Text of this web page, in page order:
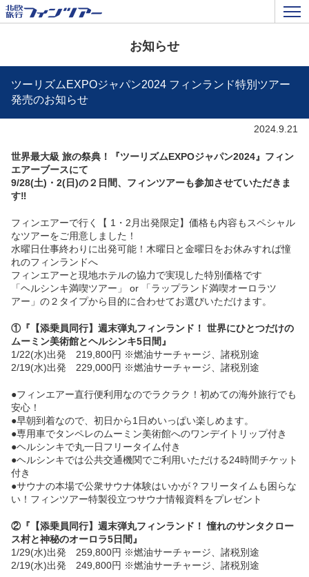
お知らせ
ツーリズムEXPOジャパン2024 フィンランド特別ツアー
発売のお知らせ
2024.9.21
世界最大級 旅の祭典！『ツーリズムEXPOジャパン2024』フィン
エアーブースにて
9/28(土)・2(日)の２日間、フィンツアーも参加させていただきま
す‼️
フィンエアーで行く【 1・2月出発限定】価格も内容もスペシャル
なツアーをご用意しました！
水曜日仕事終わりに出発可能！木曜日と金曜日をお休みすれば憧
れのフィンランドへ
フィンエアーと現地ホテルの協力で実現した特別価格です
「ヘルシンキ満喫ツアー」 or 「ラップランド満喫オーロラツ
アー」の２タイプから目的に合わせてお選びいただけます。
①『【添乗員同行】週末弾丸フィンランド！ 世界にひとつだけの
ムーミン美術館とヘルシンキ5日間』
1/22(水)出発 219,800円 ※燃油サーチャージ、諸税別途
2/19(水)出発 229,000円 ※燃油サーチャージ、諸税別途
●フィンエアー直行便利用なのでラクラク！初めての海外旅行でも
安心！
●早朝到着なので、初日から1日めいっぱい楽しめます。
●専用車でタンペレのムーミン美術館へのワンデイトリップ付き
●ヘルシンキで丸一日フリータイム付き
●ヘルシンキでは公共交通機関でご利用いただける24時間チケット
付き
●サウナの本場で公衆サウナ体験はいかが？フリータイムも困らな
い！フィンツアー特製役立つサウナ情報資料をプレゼント
②『【添乗員同行】週末弾丸フィンランド！ 憧れのサンタクロー
ス村と神秘のオーロラ5日間』
1/29(水)出発 259,800円 ※燃油サーチャージ、諸税別途
2/19(水)出発 249,800円 ※燃油サーチャージ、諸税別途